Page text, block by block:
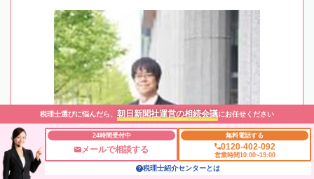
税理士選びに悩んだら、 朝日新聞社運営の相続会議にお任せください
24時間受付中
メールで相談する
無料電話する
0120-402-092
営業時間10:00~19:00
税理士紹介センターとは